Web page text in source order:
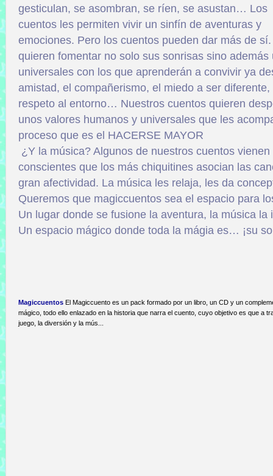
gesticulan, se asombran, se ríen, se asustan… Los
cuentos les permiten vivir un sinfín de aventuras y
emociones. Pero los cuentos pueden dar más de
quieren fomentar no solo sus sonrisas sino
universales con los que aprenderán a convivir ya
amistad, el compañerismo, el miedo a ser
respeto al entorno… Nuestros cuentos quieren
unos valores humanos y universales que les
proceso que es el HACERSE MAYOR
¿Y la música? Algunos de nuestros cuentos
conscientes que los más chiquitines asocian las
gran afectividad. La música les relaja, les da
Queremos que magiccuentos sea el espacio para
Un lugar donde se fusione la aventura, la música la
Un espacio mágico donde toda la mágia es… ¡su
Magiccuentos El Magiccuento es un pack formado por un libro, un CD y un
mágico, todo ello enlazado en la historia que narra el cuento, cuyo objetivo es que a
juego, la diversión y la mús...